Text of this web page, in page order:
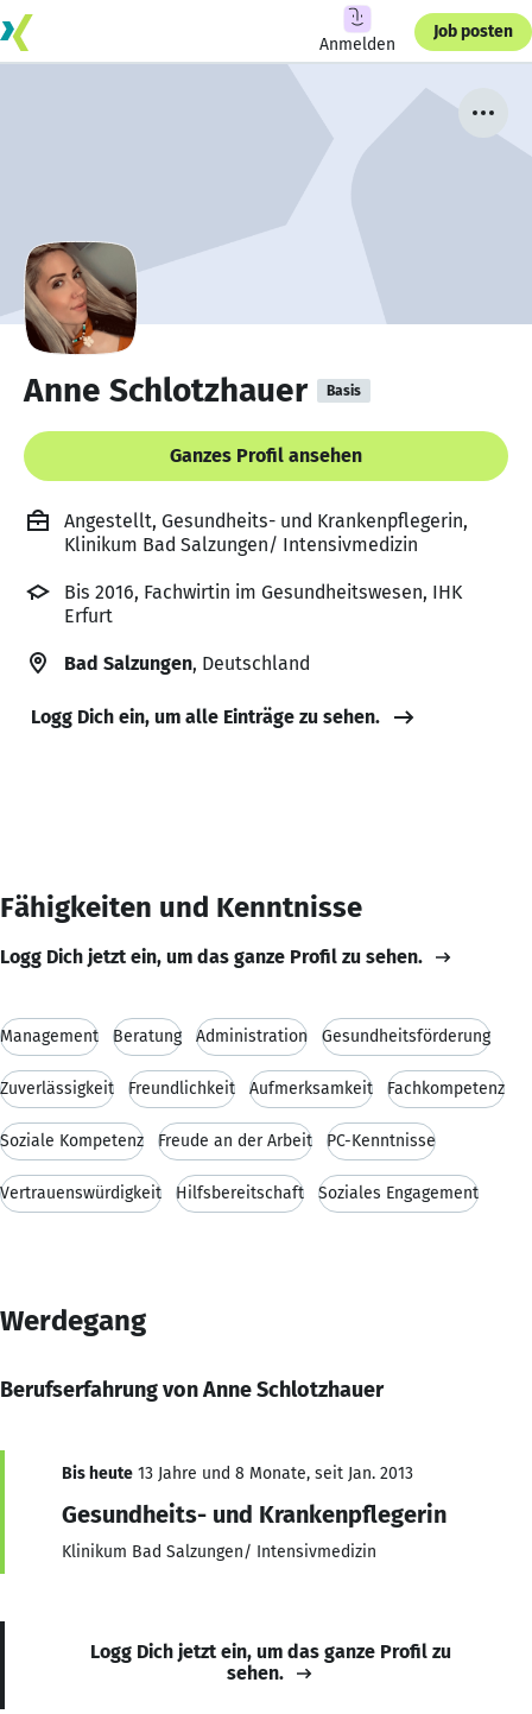
Anmelden
Job posten
Anne Schlotzhauer Basis
Ganzes Profil ansehen
Angestellt, Gesundheits- und Krankenpflegerin,
Klinikum Bad Salzungen/ Intensivmedizin
Bis 2016, Fachwirtin im Gesundheitswesen, IHK
Erfurt
Bad Salzungen, Deutschland
Logg Dich ein, um alle Einträge zu sehen.
Fähigkeiten und Kenntnisse
Logg Dich jetzt ein, um das ganze Profil zu sehen.
Management Beratung Administration Gesundheitsförderung
Zuverlässigkeit Freundlichkeit Aufmerksamkeit Fachkompetenz
Soziale Kompetenz Freude an der Arbeit PC-Kenntnisse
Vertrauenswürdigkeit Hilfsbereitschaft Soziales Engagement
Werdegang
Berufserfahrung von Anne Schlotzhauer
Bis heute 13 Jahre und 8 Monate, seit Jan. 2013
Gesundheits- und Krankenpflegerin
Klinikum Bad Salzungen/ Intensivmedizin
Logg Dich jetzt ein, um das ganze Profil zu
sehen.